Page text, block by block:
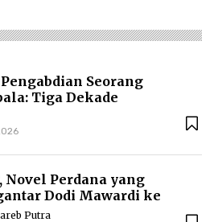
Seorang
Tiga Dekade
Pdt. Dr. Yulius
GKPI
Novel Perdana yang
Dodi Mawardi ke
Karier Kepenulisan
Putra